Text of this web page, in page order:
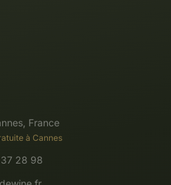
France
à Cannes
28 98